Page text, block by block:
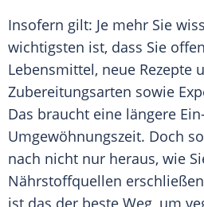
Insofern gilt: Je mehr Sie
wichtigsten ist, dass Sie
Lebensmittel, neue Rezepte
Zubereitungsarten sowie
Das braucht eine längere
Umgewöhnungszeit. Doch
nach nicht nur heraus, wie
Nährstoffquellen
ist das der beste Weg, um